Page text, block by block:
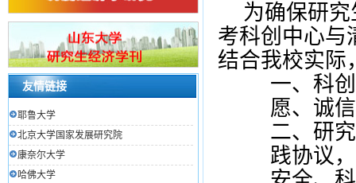
友情链接
耶鲁大学
北京大学国家发展研究院
康奈尔大学
哈佛大学
为确保研
考科创中心与
结合我校实际
一、科
愿、诚
二、研
践协议